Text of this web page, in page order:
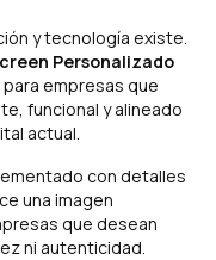
y tecnología existe.
Personalizado
empresas que
funcional y alineado
actual.
con detalles
una imagen
que desean
ni autenticidad.